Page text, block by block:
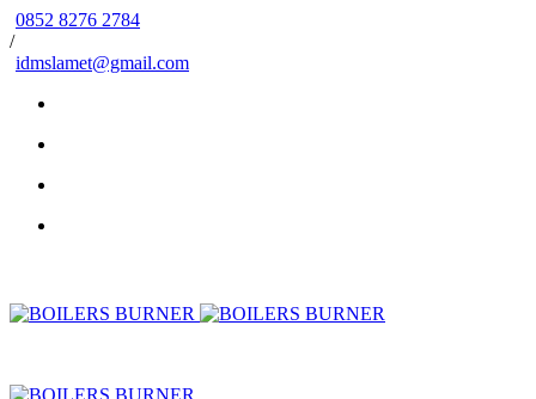
0852 8276 2784
/
idmslamet@gmail.com